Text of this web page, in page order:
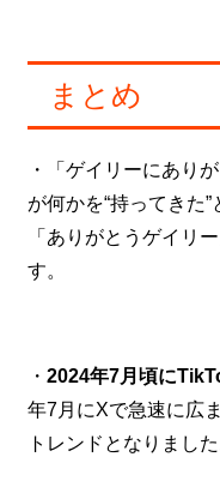
まとめ
・「ゲイリーにあり
が何かを“持ってきた
「ありがとうゲイリ
す。
・ 2024年7月頃に
年7月にXで急速に広
トレンドとなりました